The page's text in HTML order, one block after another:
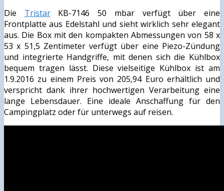
Die TristarKB-7146 50 mbar verfügt über eine
Frontplatte aus Edelstahl und sieht wirklich sehr elegant
aus. Die Box mit den kompakten Abmessungen von 58 x
53 x 51,5 Zentimeter verfügt über eine Piezo-Zündung
und integrierte Handgriffe, mit denen sich die Kühlbox
bequem tragen lässt. Diese vielseitige Kühlbox ist am
1.9.2016 zu einem Preis von 205,94 Euro erhältlich und
verspricht dank ihrer hochwertigen Verarbeitung eine
lange Lebensdauer. Eine ideale Anschaffung für den
Campingplatz oder für unterwegs auf reisen.